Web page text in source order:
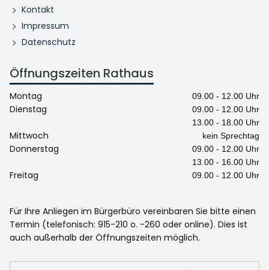
Kontakt
Impressum
Datenschutz
Öffnungszeiten Rathaus
Montag 09.00 - 12.00 Uhr
Dienstag
09.00 - 12.00 Uhr
13.00 - 18.00 Uhr
Mittwoch kein Sprechtag
Donnerstag
09.00 - 12.00 Uhr
13.00 - 16.00 Uhr
Freitag 09.00 - 12.00 Uhr
Für Ihre Anliegen im Bürgerbüro vereinbaren Sie bitte einen
Termin (telefonisch: 915-210 o. -260 oder online). Dies ist
auch außerhalb der Öffnungszeiten möglich.